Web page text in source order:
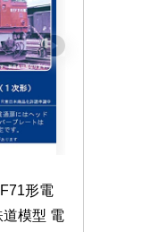
形電
模型 電